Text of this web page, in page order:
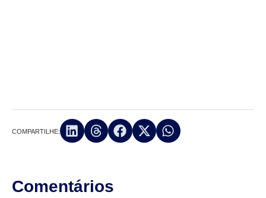
COMPARTILHE:
Comentários